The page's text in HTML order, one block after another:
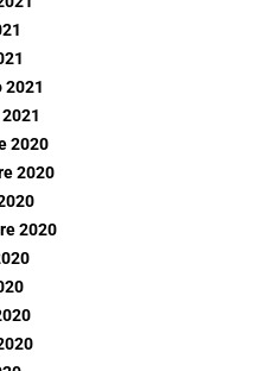
2021
2020
2020
2020